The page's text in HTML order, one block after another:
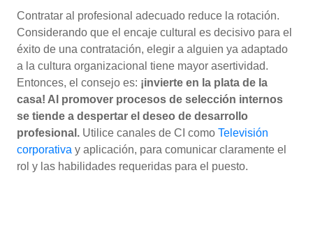
Contratar al profesional adecuado reduce la rotación.
Considerando que el encaje cultural es decisivo para el
éxito de una contratación, elegir a alguien ya adaptado
a la cultura organizacional tiene mayor asertividad.
Entonces, el consejo es: ¡invierte en la plata de la
casa! Al promover procesos de selección internos
se tiende a despertar el deseo de desarrollo
profesional. Utilice canales de CI como Televisión
corporativa y aplicación, para comunicar claramente el
rol y las habilidades requeridas para el puesto.